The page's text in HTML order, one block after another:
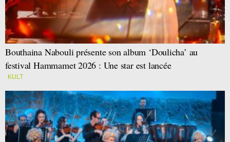
Bouthaina Nabouli présente son album ‘Doulicha’ au
festival Hammamet 2026 : Une star est lancée
KULT